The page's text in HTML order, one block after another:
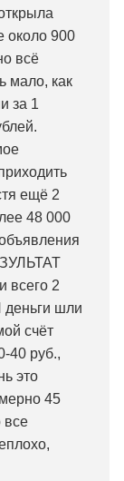
около 900
всё
мало, как
за 1
ещё 2
48 000
2
деньги шли
счёт
40 руб.,
это
45
все